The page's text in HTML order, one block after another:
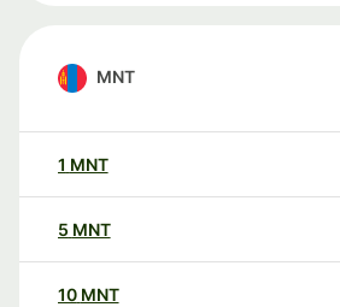
MNT
1 MNT
5 MNT
10 MNT